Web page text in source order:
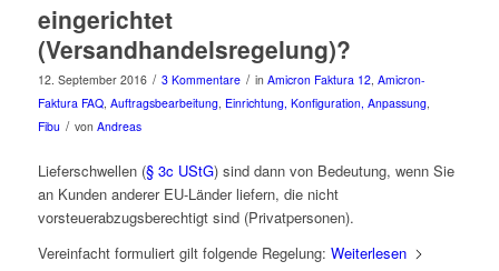
eingerichtet
(Versandhandelsregelung)?
12. September 2016 / 3 Kommentare / in Amicron Faktura 12, Amicron-
Faktura FAQ, Auftragsbearbeitung, Einrichtung, Konfiguration, Anpassung,
Fibu / von Andreas
Lieferschwellen (§ 3c UStG) sind dann von Bedeutung, wenn Sie
an Kunden anderer EU-Länder liefern, die nicht
vorsteuerabzugsberechtigt sind (Privatpersonen).
Vereinfacht formuliert gilt folgende Regelung: Weiterlesen